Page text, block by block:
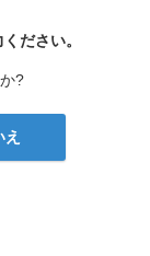
ださい。
?
え